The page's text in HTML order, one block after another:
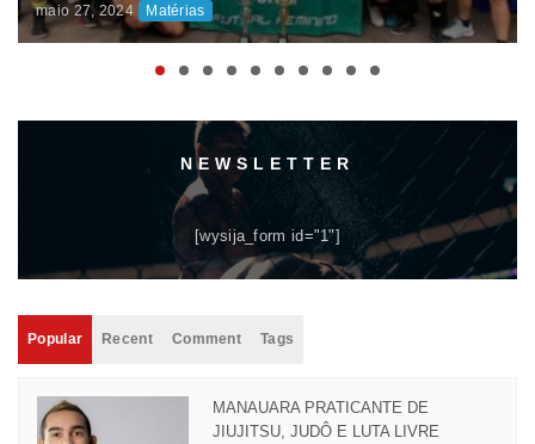
maio 27, 2024 Matérias
NEWSLETTER
[wysija_form id="1"]
Popular Recent Comment Tags
MANAUARA PRATICANTE DE
JIUJITSU, JUDÔ E LUTA LIVRE